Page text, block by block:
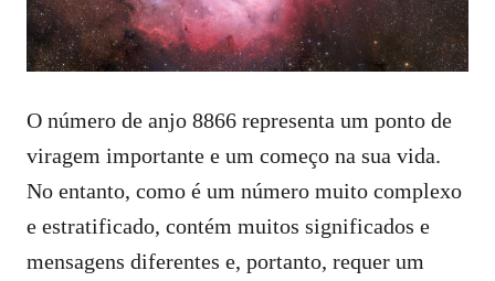
O número de anjo 8866 representa um ponto de
viragem importante e um começo na sua vida.
No entanto, como é um número muito complexo
e estratificado, contém muitos significados e
mensagens diferentes e, portanto, requer um